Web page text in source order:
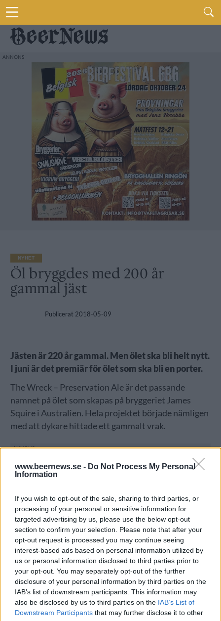
www.beernews.se - Do Not Process My Personal
Information
If you wish to opt-out of the sale, sharing to third parties, or
processing of your personal or sensitive information for
targeted advertising by us, please use the below opt-out
section to confirm your selection. Please note that after your
opt-out request is processed you may continue seeing
interest-based ads based on personal information utilized by
us or personal information disclosed to third parties prior to
your opt-out. You may separately opt-out of the further
disclosure of your personal information by third parties on the
IAB’s list of downstream participants. This information may
also be disclosed by us to third parties on the IAB’s List of
Downstream Participants that may further disclose it to other
NYHET
Öl bryggdes med 200 år
gammal jäst
Publicerat 2018-05-09
Jästen är 220 år gammal. Men ölet ska bli helt nytt.
I juni är det premiär för ölet som ska bli en porter.
The Wreck – Preservation Ale är det passande
namnet på ölet som skapas på bryggeriet James
Squire i Australien. Hela projektet började nämligen
med att dykare hittade ett gammalt vrak.